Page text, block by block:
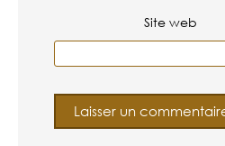
Site web